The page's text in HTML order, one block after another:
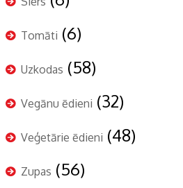
Tomāti (6)
Uzkodas (58)
Vegānu ēdieni (32)
Veģetārie ēdieni (48)
Zupas (56)